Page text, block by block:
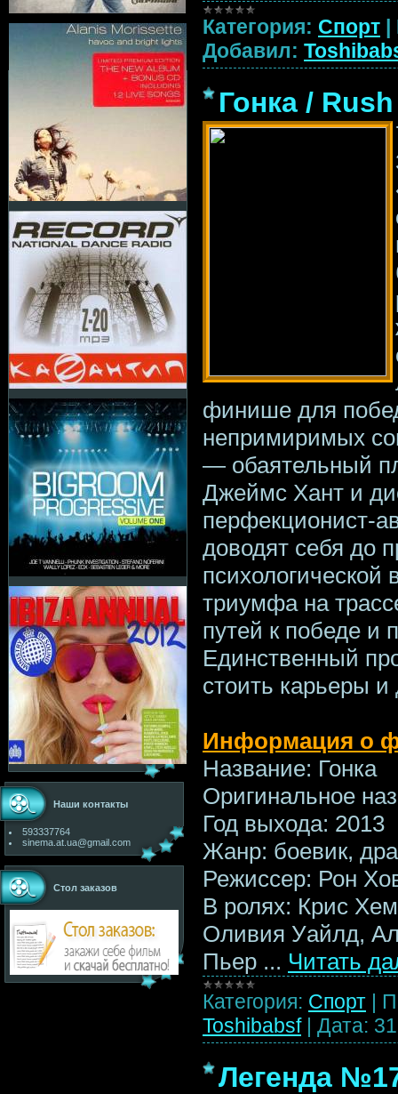
Наши контакты
593337764
sinema.at.ua@gmail.com
Стол заказов
Категория: Спорт |
Добавил:
Гонка /
финише для
непримиримых
— обаятельный
Джеймс Хант и
перфекционист-
доводят себя до
психологической
триумфа на
путей к победе и
Единственный
стоить карьеры
Информация о
Название: Гонка
Оригинальное
Год выхода: 2013
Жанр: боевик,
Режиссер: Рон
В ролях: Крис
Оливия Уайлд,
Пьер ... Читать
Категория: Спорт |
Toshibabsf | Дата:
Легенда